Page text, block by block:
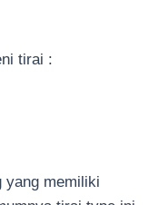
tirai :
yang memiliki